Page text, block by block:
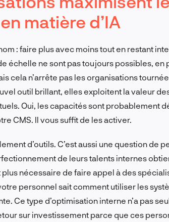
matière d’IA
: faire plus avec moins tout en restant
échelle ne sont pas toujours possibles, en
cela n’arrête pas les organisations
outil brillant, elles exploitent la valeur
Oui, les capacités sont probablement
CMS. Il vous suffit de les activer.
d’outils. C’est aussi une question de
de leurs talents internes
plus nécessaire de faire appel à des
personnel sait comment utiliser les
Ce type d’optimisation interne n’a pas
sur investissement parce que ces